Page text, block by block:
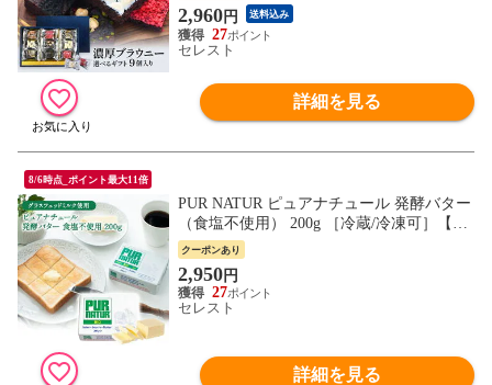
ト 退職 御祝 お歳暮 進物 ギフト贈り物 プ
レゼント ギフトカード[C]
2,960円 送料込み
27
セレスト
詳細を見る
8/6時点_ポイント最大11倍
PUR NATUR ピュアナチュール 発酵バター
（食塩不使用） 200g ［冷蔵/冷凍可］【7
営業日以内に出荷】[R]
クーポンあり
2,950円
27
セレスト
詳細を見る